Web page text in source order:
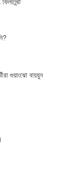
গুয়াংঝো বায়য়ুন